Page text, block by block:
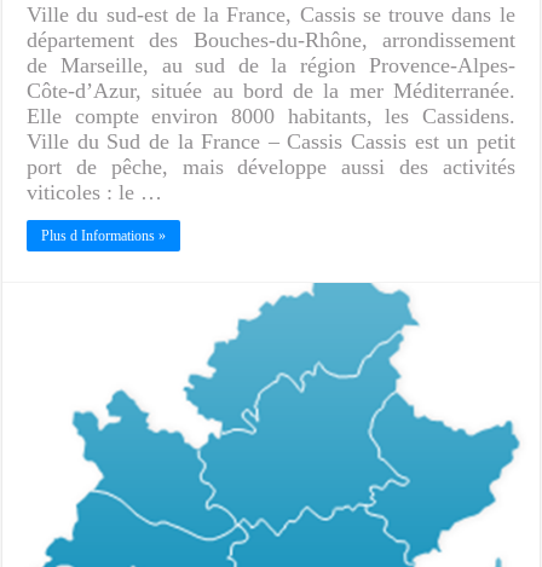
Ville du sud-est de la France, Cassis se trouve dans le
département des Bouches-du-Rhône, arrondissement
de Marseille, au sud de la région Provence-Alpes-
Côte-d’Azur, située au bord de la mer Méditerranée.
Elle compte environ 8000 habitants, les Cassidens.
Ville du Sud de la France – Cassis Cassis est un petit
port de pêche, mais développe aussi des activités
viticoles : le …
Plus d Informations »